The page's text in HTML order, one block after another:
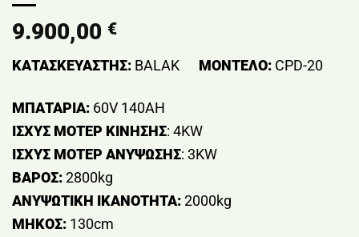
9.900,00 €
ΚΑΤΑΣΚΕΥΑΣΤΗΣ: BALAK ΜΟΝΤΕΛΟ: CPD-20
ΜΠΑΤΑΡΙΑ: 60V 140AH
ΙΣΧΥΣ ΜΟΤΕΡ ΚΙΝΗΣΗΣ: 4ΚW
ΙΣΧΥΣ ΜΟΤΕΡ ΑΝΥΨΩΣΗΣ: 3KW
ΒΑΡΟΣ:2800kg
ΑΝΥΨΩΤΙΚΗ ΙΚΑΝΟΤΗΤΑ:2000kg
ΜΗΚΟΣ: 130cm